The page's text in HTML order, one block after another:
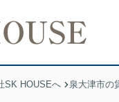
SK HOUSEへ 泉大津市の